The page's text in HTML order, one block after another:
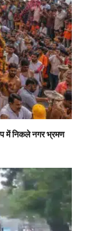
में निकले नगर भ्रमण